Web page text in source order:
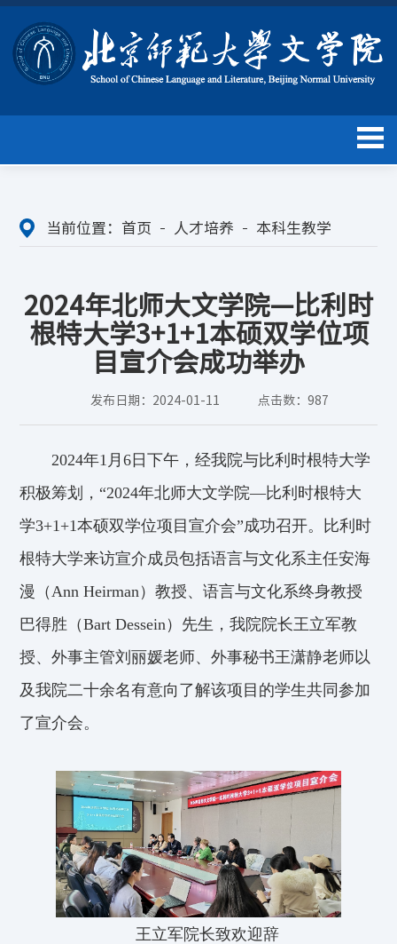
当前位置： 首页 人才培养 本科生教学
2024年北师大文学院—比利时
根特大学3+1+1本硕双学位项
目宣介会成功举办
发布日期：2024-01-11 点击数： 987
2024年1 月6日下午，经我院与比利时根特大学
积极筹划， “2024年北师大文学院—比利时根特大
学3+1+1本硕双学位项目宣介会”成功召开。
比利时
根特大学来访宣介成员包括语言与文化系主任安海
漫（AnnHeirman）教授、语言与文化系终身教授
巴得胜（BartDessein） 先生 ，我院院长王立军教
授、外事主管刘丽媛老师、外事秘书王潇静老师 以
及我院二十余名有意向了解该项目 的学生共同参加
了宣介会。
王立军院长致欢迎辞